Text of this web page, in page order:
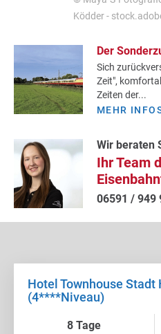
Ködder -
Der
Sich
Zeit",
Zeiten der...
MEHR
Wir beraten
Ihr Team
06591 / 949
Hotel Townhouse
(4****Niveau)
8 Tage